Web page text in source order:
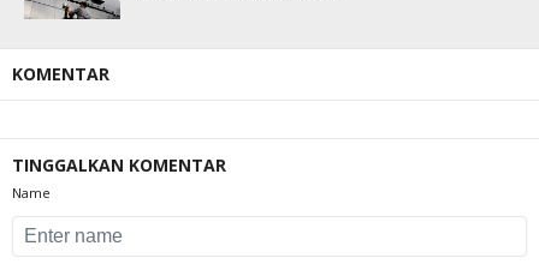
KOMENTAR
TINGGALKAN KOMENTAR
Name